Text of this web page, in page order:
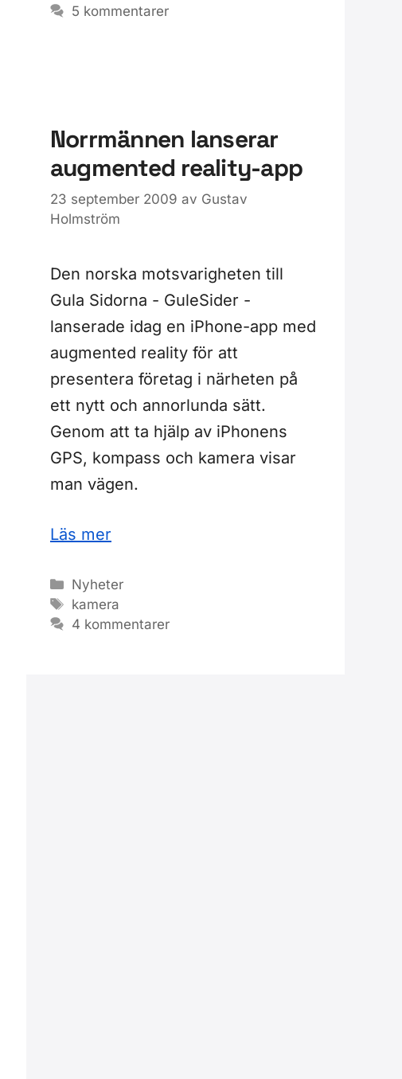
5 kommentarer
Norrmännen lanserar
augmented reality-app
23 september 2009 av Gustav
Holmström
Den norska motsvarigheten till
Gula Sidorna - GuleSider -
lanserade idag en iPhone-app med
augmented reality för att
presentera företag i närheten på
ett nytt och annorlunda sätt.
Genom att ta hjälp av iPhonens
GPS, kompass och kamera visar
man vägen.
Läs mer
Kategorier
Nyheter
Etiketter
kamera
4 kommentarer